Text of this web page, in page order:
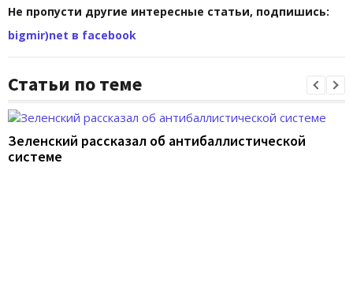
Не пропусти другие интересные статьи, подпишись:
bigmir)net в facebook
Статьи по теме
Зеленский рассказал об антибаллистической
системе